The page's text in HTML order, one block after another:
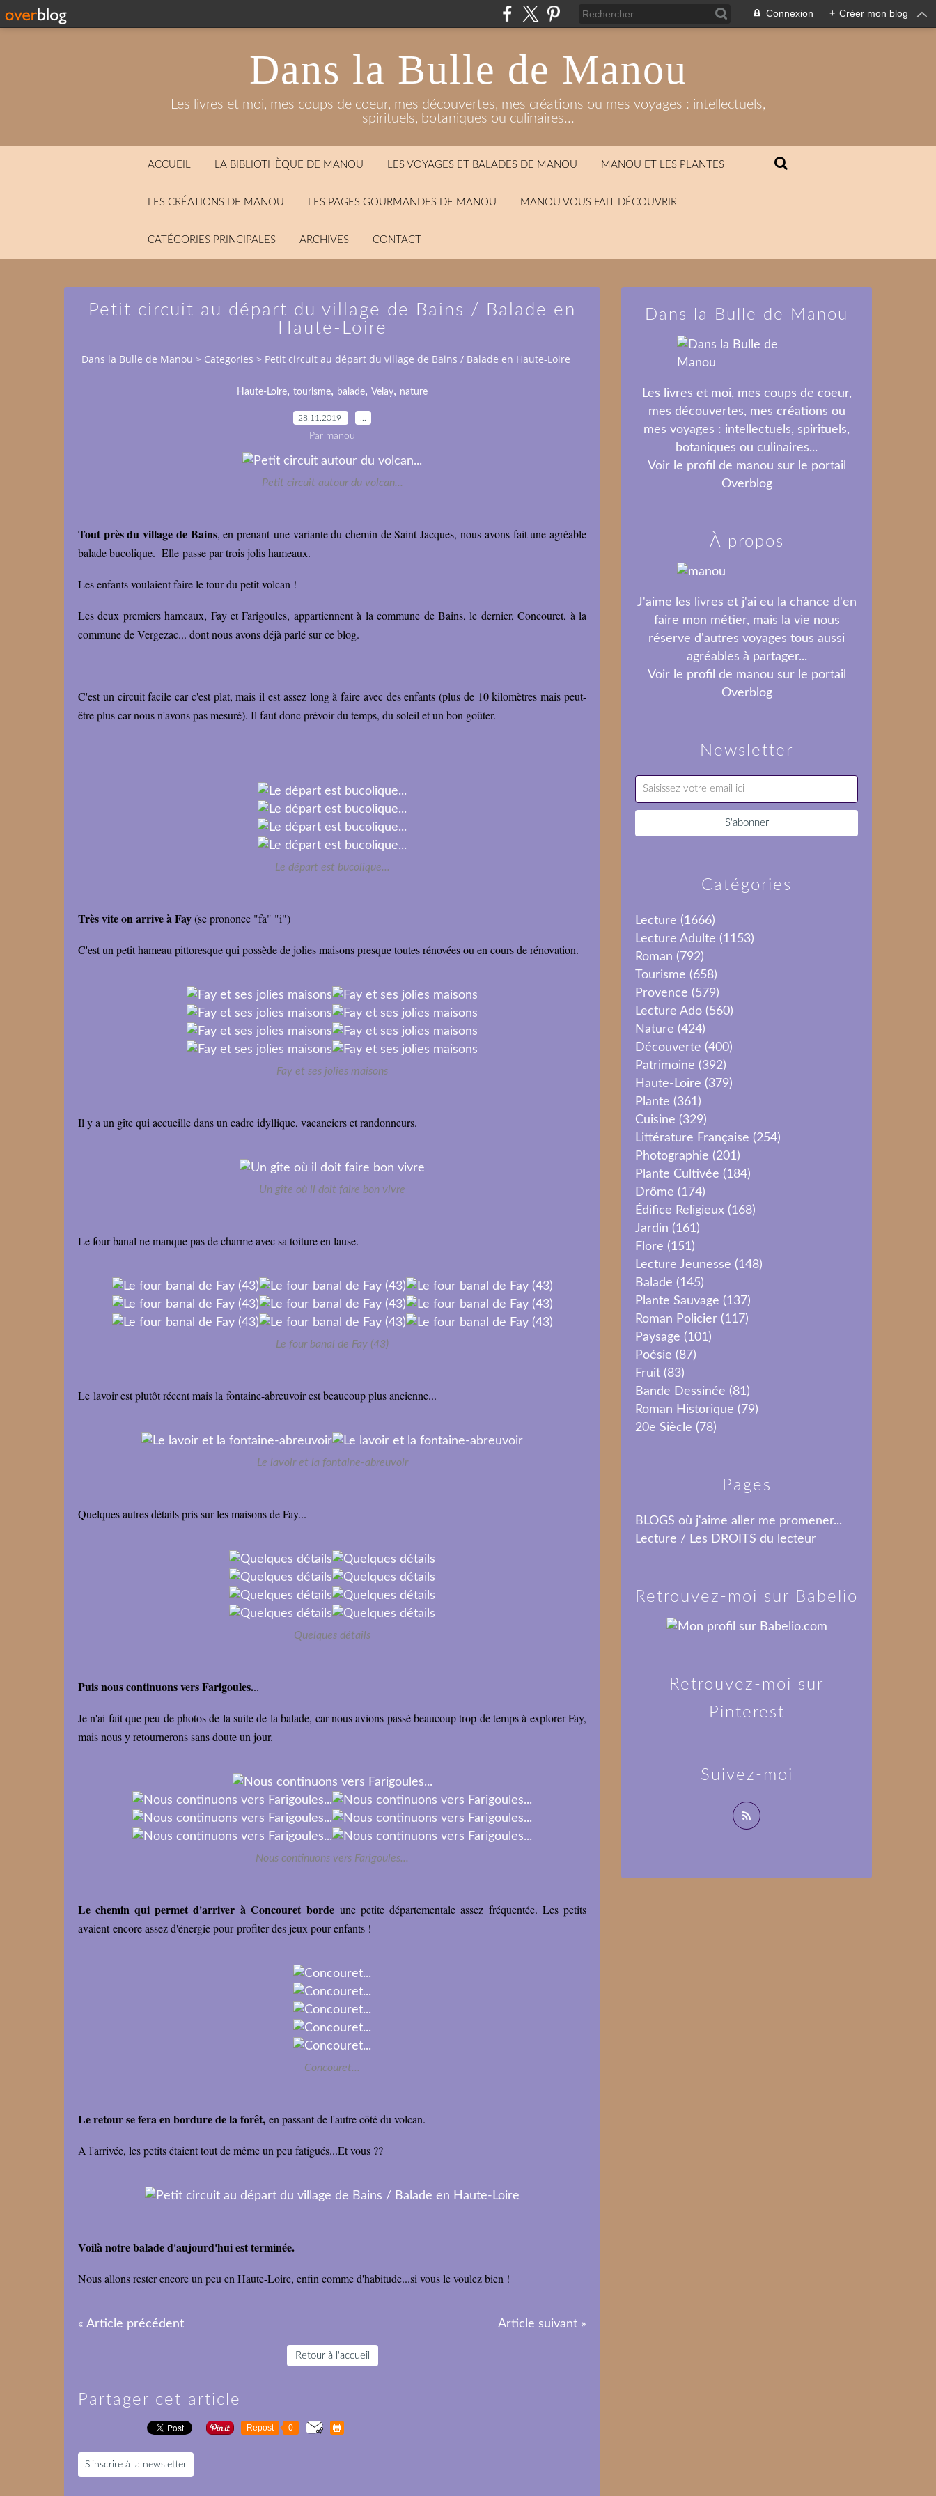
Connexion + Créer mon blog
Dans la Bulle de Manou
Les livres et moi, mes coups de coeur, mes découvertes, mes créations ou mes voyages : intellectuels,
spirituels, botaniques ou culinaires...
ACCUEIL LA BIBLIOTHÈQUE DE MANOU LES VOYAGES ET BALADES DE MANOU MANOU ET LES PLANTES
LES CRÉATIONS DE MANOU LES PAGES GOURMANDES DE MANOU MANOU VOUS FAIT DÉCOUVRIR
CATÉGORIES PRINCIPALES ARCHIVES CONTACT
Petit circuit au départ du village de Bains / Balade en
Haute-Loire
Dans la Bulle de Manou > Categories > Petit circuit au départ du village de Bains / Balade en Haute-Loire
Haute-Loire, tourisme, balade, Velay, nature
28.11.2019
Par manou
Petit circuit autour du volcan...
Tout près du village de Bains, en prenant une variante du chemin de Saint-Jacques, nous avons fait une agréable
balade bucolique. Elle passe par trois jolis hameaux.
Les enfants voulaient faire le tour du petit volcan !
Les deux premiers hameaux, Fay et Farigoules, appartiennent à la commune de Bains, le dernier, Concouret, à la
commune de Vergezac... dont nous avons déjà parlé sur ce blog.
C'est un circuit facile car c'est plat, mais il est assez long à faire avec des enfants (plus de 10 kilomètres mais peut-
être plus car nous n'avons pas mesuré). Il faut donc prévoir du temps, du soleil et un bon goûter.
Le départ est bucolique...
Très vite on arrive à Fay(se prononce "fa" "i")
C'est un petit hameau pittoresque qui possède de jolies maisons presque toutes rénovées ou en cours de rénovation.
Fay et ses jolies maisons
Il y a un gîte qui accueille dans un cadre idyllique, vacanciers et randonneurs.
Un gîte où il doit faire bon vivre
Le four banal ne manque pas de charme avec sa toiture en lause.
Le four banal de Fay (43)
Le lavoir est plutôt récent mais la fontaine-abreuvoir est beaucoup plus ancienne...
Le lavoir et la fontaine-abreuvoir
Quelques autres détails pris sur les maisons de Fay...
Quelques détails
Puis nous continuons vers Farigoules...
Je n'ai fait que peu de photos de la suite de la balade, car nous avions passé beaucoup trop de temps à explorer Fay,
mais nous y retournerons sans doute un jour.
Nous continuons vers Farigoules...
Le chemin qui permet d'arriver à Concouret bordeune petite départementale assez fréquentée. Les petits
avaient encore assez d'énergie pour profiter des jeux pour enfants !
Concouret...
Le retour se fera en bordure de la forêt, en passant de l'autre côté du volcan.
A l'arrivée, les petits étaient tout de même un peu fatigués...Et vous ??
Voilà notre balade d'aujourd'hui est terminée.
Nous allons rester encore un peu en Haute-Loire, enfin comme d'habitude...si vous le voulez bien !
« Article précédent Article suivant »
Retour à l'accueil
Partager cet article
Repost 0
S'inscrire à la newsletter
Newsletter
Catégories
Lecture (1666)
Lecture Adulte (1153)
Roman (792)
Tourisme (658)
Provence (579)
Lecture Ado (560)
Nature (424)
Découverte (400)
Patrimoine (392)
Haute-Loire (379)
Plante (361)
Cuisine (329)
Littérature Française (254)
Photographie (201)
Plante Cultivée (184)
Drôme (174)
Édifice Religieux (168)
Jardin (161)
Flore (151)
Lecture Jeunesse (148)
Balade (145)
Plante Sauvage (137)
Roman Policier (117)
Paysage (101)
Poésie (87)
Fruit (83)
Bande Dessinée (81)
Roman Historique (79)
20e Siècle (78)
Pages
BLOGS où j'aime aller me promener...
Lecture / Les DROITS du lecteur
Dans la Bulle de Manou
Les livres et moi, mes coups de coeur,
mes découvertes, mes créations ou
mes voyages : intellectuels, spirituels,
botaniques ou culinaires...
Voir le profil de manou sur le portail
Overblog
Suivez-moi
À propos
J'aime les livres et j'ai eu la chance d'en
faire mon métier, mais la vie nous
réserve d'autres voyages tous aussi
agréables à partager...
Voir le profil de manou sur le portail
Overblog
Retrouvez-moi sur Babelio
Retrouvez-moi sur
Pinterest